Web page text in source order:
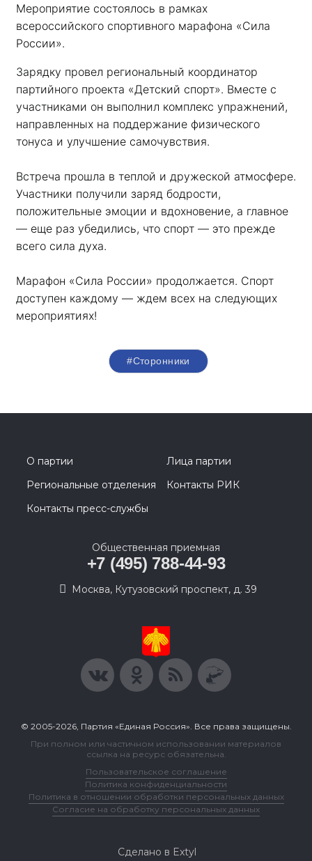
Мероприятие состоялось в рамках
всероссийского спортивного марафона «Сила
России».
Зарядку провел региональный координатор
партийного проекта «Детский спорт». Вместе с
участниками он выполнил комплекс упражнений,
направленных на поддержание физического
тонуса и улучшение самочувствия.
Встреча прошла в теплой и дружеской атмосфере.
Участники получили заряд бодрости,
положительные эмоции и вдохновение, а главное
— еще раз убедились, что спорт — это прежде
всего сила духа.
Марафон «Сила России» продолжается. Спорт
доступен каждому — ждем всех на следующих
мероприятиях!
#Сторонники
О партии
Лица партии
Региональные отделения
Контакты РИК
Контакты пресс-службы
Общественная приемная
+7 (495) 788-44-93
Москва, Кутузовский проспект, д. 39
© 2005-2026, Партия «Единая Россия». Все права защищены.
При полном или частичном использовании материалов
ссылка на ресурс обязательна.
Пользовательское соглашение
Политика конфиденциальности
Политика в отношении обработки персональных данных
Согласие на обработку персональных данных
Сделано в Extyl